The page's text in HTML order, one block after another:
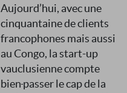
Aujourd’hui, avec une
cinquantaine de clients
francophones mais aussi
au Congo, la start-up
vauclusienne compte
bien passer le cap de la